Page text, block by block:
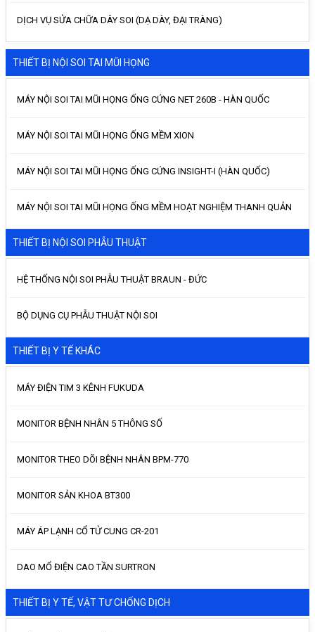
DỊCH VỤ SỬA CHỮA DÂY SOI (DẠ DÀY, ĐẠI TRÀNG)
THIẾT BỊ NỘI SOI TAI MŨI HỌNG
MÁY NỘI SOI TAI MŨI HỌNG ỐNG CỨNG NET 260B - HÀN QUỐC
MÁY NỘI SOI TAI MŨI HỌNG ỐNG MỀM XION
MÁY NỘI SOI TAI MŨI HỌNG ỐNG CỨNG INSIGHT-I (HÀN QUỐC)
MÁY NỘI SOI TAI MŨI HỌNG ỐNG MỀM HOẠT NGHIỆM THANH QUẢN
THIẾT BỊ NỘI SOI PHẪU THUẬT
HỆ THỐNG NỘI SOI PHẪU THUẬT BRAUN - ĐỨC
BỘ DỤNG CỤ PHẪU THUẬT NỘI SOI
THIẾT BỊ Y TẾ KHÁC
MÁY ĐIỆN TIM 3 KÊNH FUKUDA
MONITOR BỆNH NHÂN 5 THÔNG SỐ
MONITOR THEO DÕI BỆNH NHÂN BPM-770
MONITOR SẢN KHOA BT300
MÁY ÁP LẠNH CỔ TỬ CUNG CR-201
DAO MỔ ĐIỆN CAO TẦN SURTRON
THIẾT BỊ Y TẾ, VẬT TƯ CHỐNG DỊCH